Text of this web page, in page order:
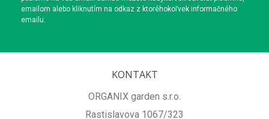
Prečo nakupovať insekticídy v
overených prípravkov na ochranu rastlín od renomovaných
emailom alebo kliknutím na odkaz z ktoréhokoľvek informačného
emailu.
KONTAKT
ORGANIX garden s.r.o.
Rastislavova 1067/323